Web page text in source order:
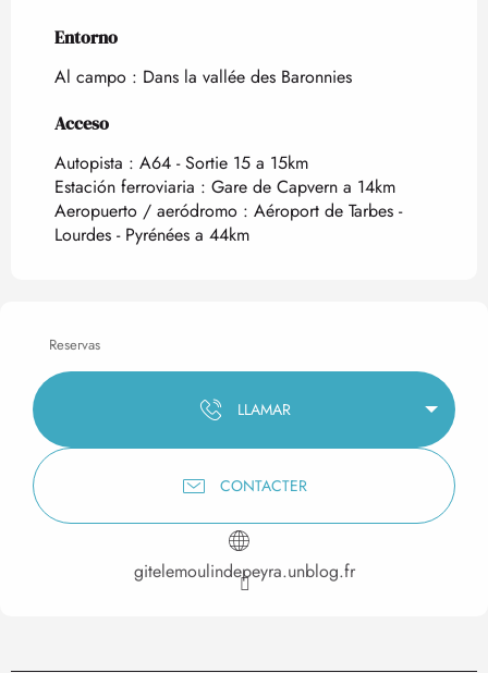
Entorno
Entorno
Al campo : Dans la vallée des Baronnies
Acceso
Acceso
Autopista : A64 - Sortie 15 a 15km
Estación ferroviaria : Gare de Capvern a 14km
Aeropuerto / aeródromo : Aéroport de Tarbes -
Lourdes - Pyrénées a 44km
Reservas
LLAMAR
CONTACTER
gitelemoulindepeyra.unblog.fr